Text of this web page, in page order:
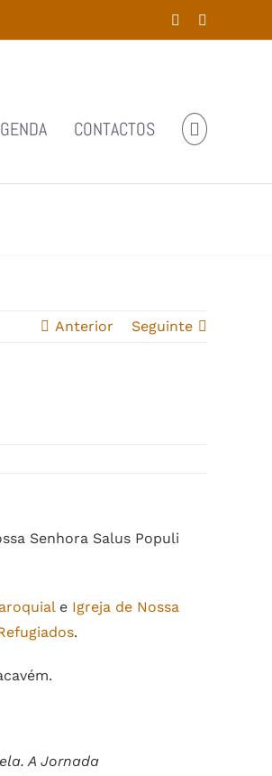
Facebook
CONTACTOS
Anterior Seguinte
Senhora Salus Populi
e Igreja de Nossa
.
A Jornada